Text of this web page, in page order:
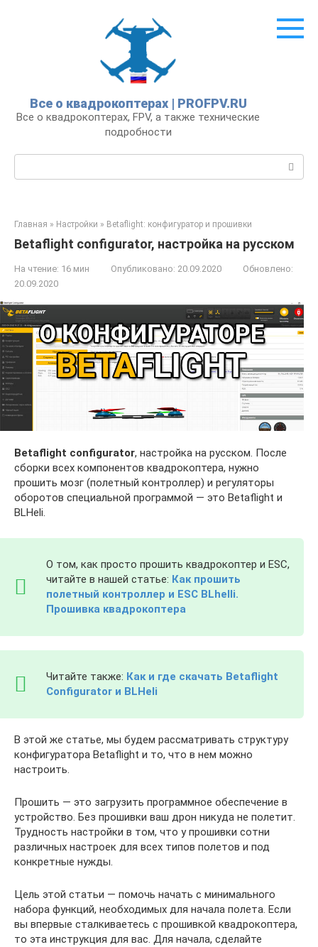
Все о квадрокоптерах | PROFPV.RU
Все о квадрокоптерах, FPV, а также технические
подробности
Главная » Настройки » Betaflight: конфигуратор и прошивки
Betaflight configurator, настройка на русском
На чтение: 16 мин Опубликовано: 20.09.2020
Обновлено:
20.09.2020
Betaflight configurator, настройка на русском. После
сборки всех компонентов квадрокоптера, нужно
прошить мозг (полетный контроллер) и регуляторы
оборотов специальной программой — это Betaflight и
BLHeli.
О том, как просто прошить квадрокоптер и ESC,
читайте в нашей статье: Как прошить
полетный контроллер и ESC BLhelli.
Прошивка квадрокоптера
Читайте также: Как и где скачать Betaflight
Configurator и BLHeli
В этой же статье, мы будем рассматривать структуру
конфигуратора Betaflight и то, что в нем можно
настроить.
Прошить — это загрузить программное обеспечение в
устройство. Без прошивки ваш дрон никуда не полетит.
Трудность настройки в том, что у прошивки сотни
различных настроек для всех типов полетов и под
конкретные нужды.
Цель этой статьи — помочь начать с минимального
набора функций, необходимых для начала полета. Если
вы впервые сталкиваетесь с прошивкой квадрокоптера,
то эта инструкция для вас. Для начала, сделайте